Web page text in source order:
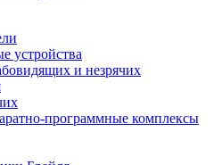
устройства
и незрячих
программные комплексы